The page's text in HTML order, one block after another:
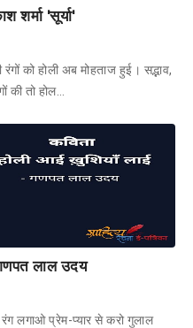
शर्मा 'सूर्या'
को होली अब मोहताज हुई। सद्भाव,
की तो होल…
लाल उदय
रंग लगाओ प्रेम-प्यार से करो गुलाल